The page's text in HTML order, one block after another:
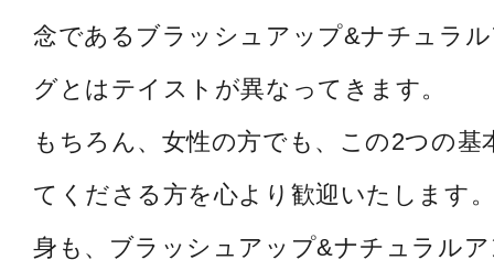
念であるブラッシュアップ&ナチュラ
グとはテイストが異なってきます。
もちろん、女性の方でも、この2つの基
てくださる方を心より歓迎いたします
身も、ブラッシュアップ&ナチュラル